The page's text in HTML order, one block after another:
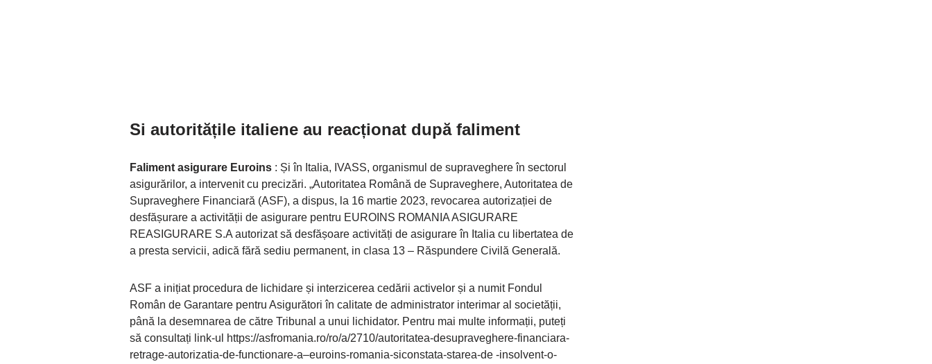
Si autoritățile italiene au reacționat după faliment
Faliment asigurare Euroins : Și în Italia, IVASS, organismul de supraveghere în sectorul
asigurărilor, a intervenit cu precizări. „Autoritatea Română de Supraveghere, Autoritatea de
Supraveghere Financiară (ASF), a dispus, la 16 martie 2023, revocarea autorizației de
desfășurare a activității de asigurare pentru EUROINS ROMANIA ASIGURARE
REASIGURARE S.A autorizat să desfășoare activități de asigurare în Italia cu libertatea de
a presta servicii, adică fără sediu permanent, in clasa 13 – Răspundere Civilă Generală.
ASF a inițiat procedura de lichidare și interzicerea cedării activelor și a numit Fondul
Român de Garantare pentru Asigurători în calitate de administrator interimar al societății,
până la desemnarea de către Tribunal a unui lichidator. Pentru mai multe informații, puteți
să consultați link-ul https://asfromania.ro/ro/a/2710/autoritatea-desupraveghere-financiara-
retrage-autorizatia-de-functionare-a–euroins-romania-siconstata-starea-de -insolvent-o-